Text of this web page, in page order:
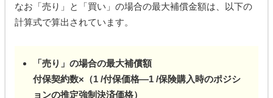
なお「売り」と「買い」の場合の最大補償金額は、以下の
計算式で算出されています。
「売り」の場合の最大補償額
付保契約数×（1 /付保価格―1 /保険購入時のポジシ
ョンの推定強制決済価格）